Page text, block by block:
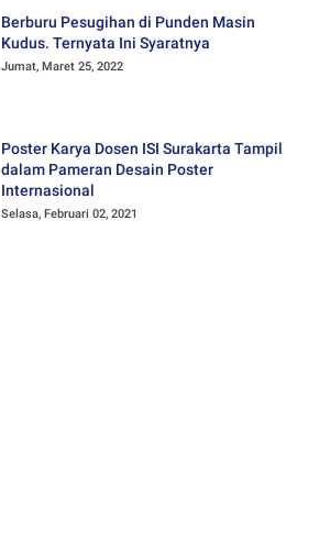
Berburu Pesugihan di Punden Masin
Kudus. Ternyata Ini Syaratnya
Jumat, Maret 25, 2022
Poster Karya Dosen ISI Surakarta Tampil
dalam Pameran Desain Poster
Internasional
Selasa, Februari 02, 2021